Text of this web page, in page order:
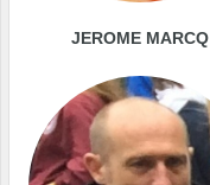
JEROME MARCQ